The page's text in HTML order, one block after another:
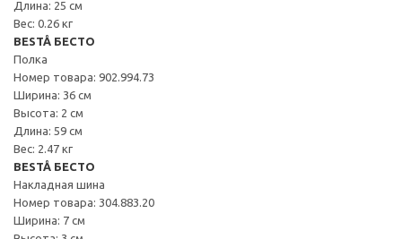
Длина: 25 см
Вес: 0.26 кг
BESTÅ БЕСТО
Полка
Номер товара: 902.994.73
Ширина: 36 см
Высота: 2 см
Длина: 59 см
Вес: 2.47 кг
BESTÅ БЕСТО
Накладная шина
Номер товара: 304.883.20
Ширина: 7 см